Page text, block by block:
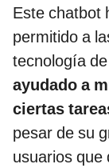
Este chatbot
permitido a
tecnología
ayudado a
ciertas
pesar de su
usuarios que